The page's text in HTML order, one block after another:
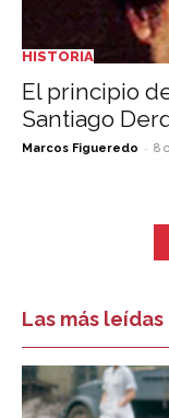
HISTORIA
El principio
Santiago
Marcos Figueredo - 8
Las más leídas